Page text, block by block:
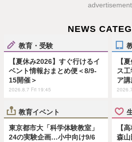
advertisement
NEWS
教育・受験
【夏休み2026】すぐ行けるイ
ベント情報おまとめ便＜8/9-
15開催＞
2026.8.7 Fri 19:45
【
ス
ア
教育イベント
東京都市大「科学体験教室」
24の実験企画…小中向け9/6
【
森